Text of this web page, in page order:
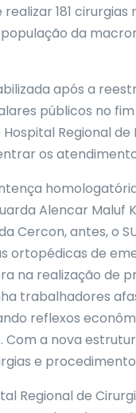
181 cirurgias
da
após a
públicos no
Regional de
os
Alencar Maluf
Cercon, antes, o
ortopédicas de
na realização de
trabalhadores
reflexos
Com a nova
e
Regional de